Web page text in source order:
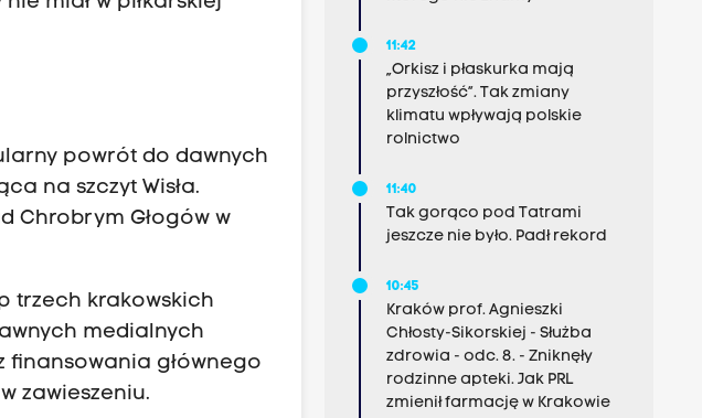
powrót do dawnych
na szczyt Wisła.
Chrobrym Głogów w
trzech krakowskich
medialnych
głównego
zawieszeniu.
11:42
„Orkisz i płaskurka mają
przyszłość”. Tak zmiany
klimatu wpływają polskie
rolnictwo
11:40
Tak gorąco pod Tatrami
jeszcze nie było. Padł rekord
10:45
Kraków prof. Agnieszki
Chłosty-Sikorskiej - Służba
zdrowia - odc. 8. - Zniknęły
rodzinne apteki. Jak PRL
zmienił farmację w Krakowie